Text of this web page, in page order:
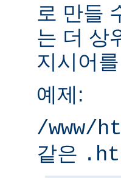
로 만들
는 더 상
지시어
예제:
/www/
같은